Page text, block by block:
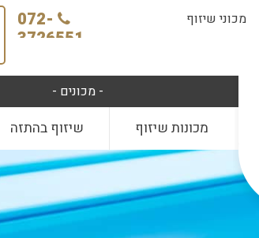
מכוני שיזוף
072-
3726551
- מכונים -
מכונות שיזוף שיזוף בהתזה